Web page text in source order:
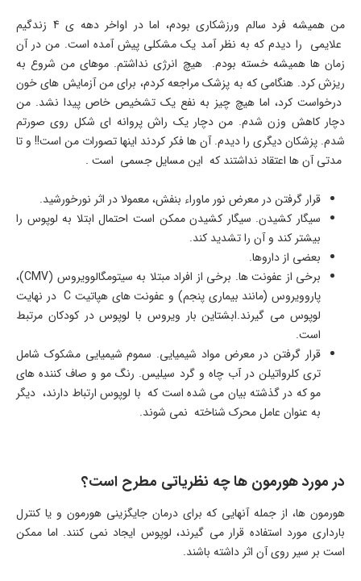
من همیشه فرد سالم ورزشکاری بودم، اما در اواخر دهه ی 4 زندگیم
علایمی را دیدم که به نظر آمد یک مشکلی پیش آمده است. من در آن
زمان ها همیشه خسته بودم. هیچ انرژی نداشتم. موهای من شروع به
ریزش کرد. هنگامی که به پزشک مراجعه کردم، برای من آزمایش های خون
درخواست کرد، اما هیچ چیز به نفع یک تشخیص خاص پیدا نشد. من
دچار کاهش وزن شدم. من دچار یک راش پروانه ای شکل روی صورتم
شدم. پزشکان دیگری را دیدم. آن ها فکر کردند اینها تصورات من است!! و تا
مدتی آن ها اعتقاد نداشتند که این مسایل جسمی است .
قرار گرفتن در معرض نور ماوراء بنفش، معمولا در اثر نورخورشید.
سیگار کشیدن. سیگار کشیدن ممکن است احتمال ابتلا به لوپوس را
بیشتر کند و آن را تشدید کند.
بعضی از داروها.
برخی از عفونت ها. برخی از افراد مبتلا به سیتومگالوویروس (CMV)،
پاروویروس (مانند بیماری پنجم) و عفونت های هپاتیت C در نهایت
لوپوس می گیرند.ابشتاین بار ویروس با لوپوس در کودکان مرتبط
است.
قرار گرفتن در معرض مواد شیمیایی. سموم شیمیایی مشکوک شامل
تری کلرواتیلن در آب چاه و گرد سیلیس. رنگ مو و صاف کننده های
مو که در گذشته بیان می شده است که با لوپوس ارتباط دارند، دیگر
به عنوان عامل محرک شناخته نمی شوند.
در مورد هورمون ها چه نظریاتی مطرح است؟
هورمون ها، از جمله آنهایی که برای درمان جایگزینی هورمون و یا کنترل
بارداری مورد استفاده قرار می گیرند، لوپوس ایجاد نمی کنند. اما ممکن
است بر سیر روی آن اثر داشته باشند.